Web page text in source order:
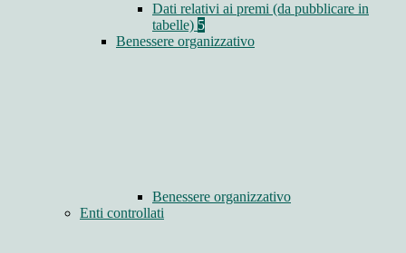
Dati relativi ai premi (da pubblicare in
tabelle) 5
Benessere organizzativo
Benessere organizzativo
Enti controllati